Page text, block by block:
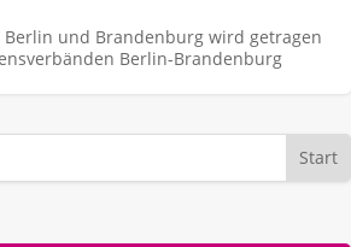
Berlin und Brandenburg wird getragen
Berlin-Brandenburg
Start